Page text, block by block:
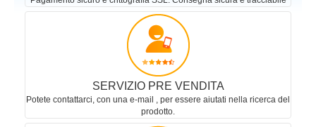
SERVIZIO PRE VENDITA
Potete contattarci, con una e-mail , per essere aiutati nella ricerca del
prodotto.